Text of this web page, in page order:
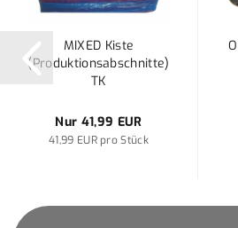
MIXED Kiste
(Produktionsabschnitte)
TK
Nur 41,99 EUR
41,99 EUR pro Stück